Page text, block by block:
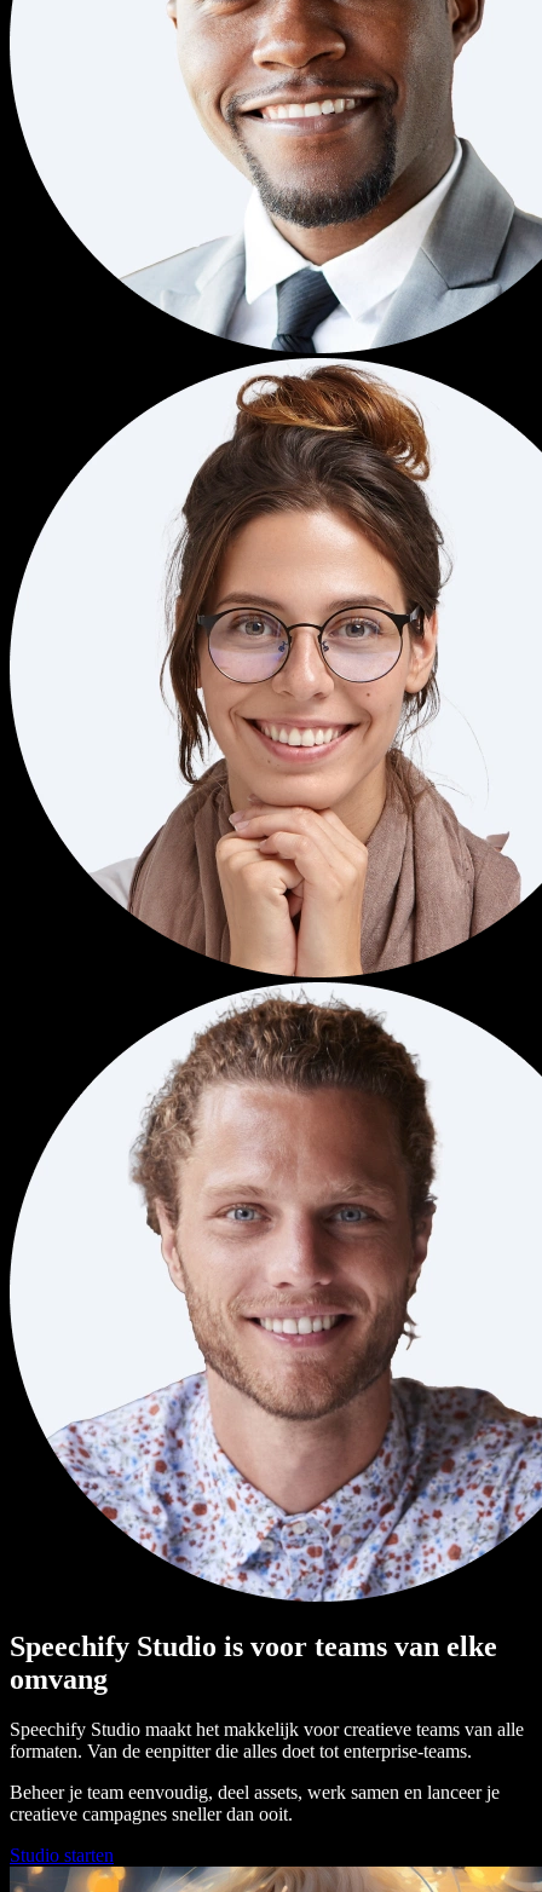
Speechify Studio is voor teams van elke
omvang
Speechify Studio maakt het makkelijk voor creatieve teams van alle
formaten. Van de eenpitter die alles doet tot enterprise-teams.
Beheer je team eenvoudig, deel assets, werk samen en lanceer je
creatieve campagnes sneller dan ooit.
Studio starten